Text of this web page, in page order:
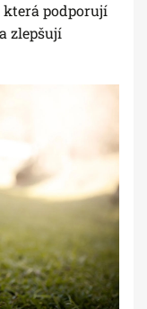
která podporují
zlepšují